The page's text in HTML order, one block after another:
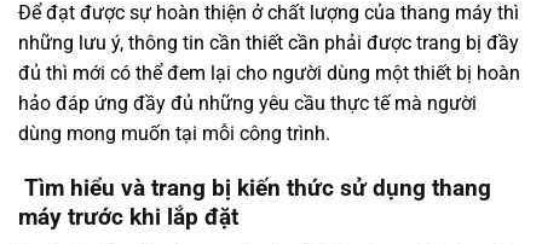
Để đạt được sự hoàn thiện ở chất lượng của thang máy thì
những lưu ý, thông tin cần thiết cần phải được trang bị đầy
đủ thì mới có thể đem lại cho người dùng một thiết bị hoàn
hảo đáp ứng đầy đủ những yêu cầu thực tế mà người
dùng mong muốn tại mỗi công trình.
Tìm hiểu và trang bị kiến thức sử dụng thang
máy trước khi lắp đặt